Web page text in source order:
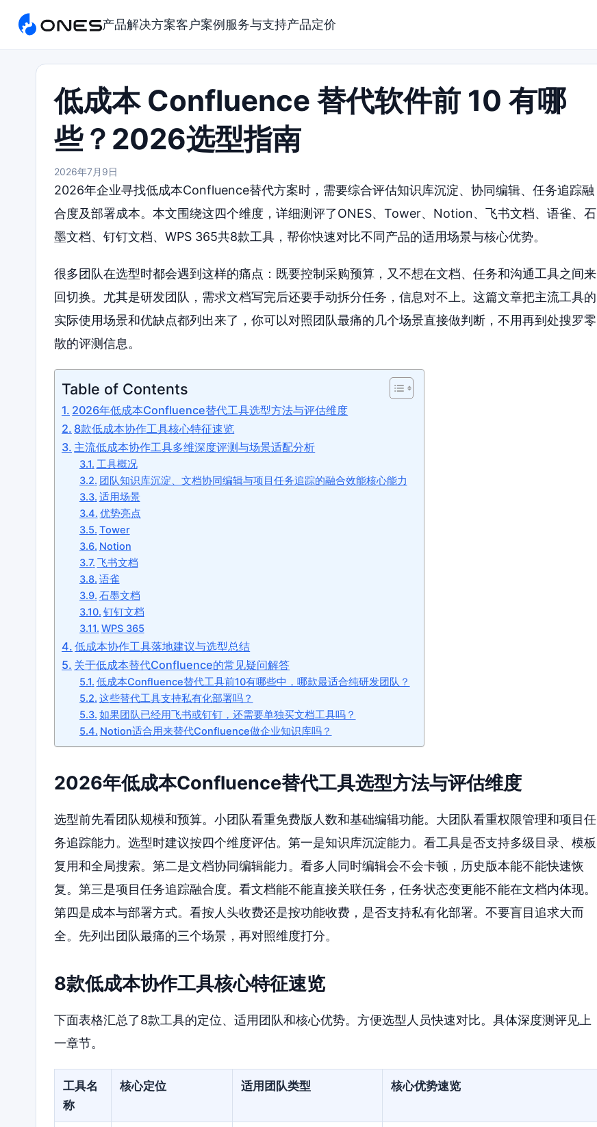
产品解决方案客户案例 服务与支持产品定价
低成本 Confluence 替代软件前 10 有哪
些？2026选型指南
2026年7月9日
2026年企业寻找低成本Confluence替代方案时，需要综合评估知识库沉淀、协同编辑、任务追踪融
合度及部署成本。本文围绕这四个维度，详细测评了ONES、Tower、Notion、飞书文档、语雀、石
墨文档、钉钉文档、WPS 365共8款工具，帮你快速对比不同产品的适用场景与核心优势。
很多团队在选型时都会遇到这样的痛点：既要控制采购预算，又不想在文档、任务和沟通工具之间来
回切换。尤其是研发团队，需求文档写完后还要手动拆分任务，信息对不上。这篇文章把主流工具的
实际使用场景和优缺点都列出来了，你可以对照团队最痛的几个场景直接做判断，不用再到处搜罗零
散的评测信息。
Table of Contents
2026年低成本Confluence替代工具选型方法与评估维度
8款低成本协作工具核心特征速览
主流低成本协作工具多维深度评测与场景适配分析
工具概况
团队知识库沉淀、文档协同编辑与项目任务追踪的融合效能核心能力
适用场景
优势亮点
Tower
Notion
飞书文档
语雀
石墨文档
钉钉文档
WPS 365
低成本协作工具落地建议与选型总结
关于低成本替代Confluence的常见疑问解答
低成本Confluence替代工具前10有哪些中，哪款最适合纯研发团队？
这些替代工具支持私有化部署吗？
如果团队已经用飞书或钉钉，还需要单独买文档工具吗？
Notion适合用来替代Confluence做企业知识库吗？
2026年低成本Confluence替代工具选型方法与评估维度
选型前先看团队规模和预算。小团队看重免费版人数和基础编辑功能。大团队看重权限管理和项目任
务追踪能力。选型时建议按四个维度评估。第一是知识库沉淀能力。看工具是否支持多级目录、模板
复用和全局搜索。第二是文档协同编辑能力。看多人同时编辑会不会卡顿，历史版本能不能快速恢
复。第三是项目任务追踪融合度。看文档能不能直接关联任务，任务状态变更能不能在文档内体现。
第四是成本与部署方式。看按人头收费还是按功能收费，是否支持私有化部署。不要盲目追求大而
全。先列出团队最痛的三个场景，再对照维度打分。
8款低成本协作工具核心特征速览
下面表格汇总了8款工具的定位、适用团队和核心优势。方便选型人员快速对比。具体深度测评见上
一章节。
工具名
称
核心定位 适用团队类型 核心优势速览